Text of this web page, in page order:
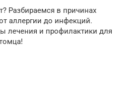
Разбираемся в причинах
аллергии до инфекций.
лечения и профилактики для